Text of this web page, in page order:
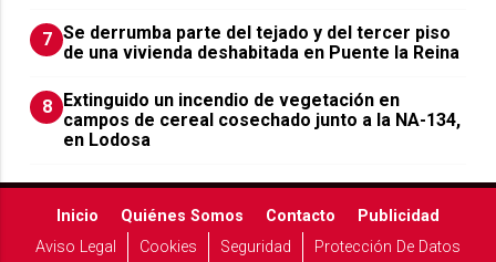
7 Se derrumba parte del tejado y del tercer piso
de una vivienda deshabitada en Puente la Reina
8
Extinguido un incendio de vegetación en
campos de cereal cosechado junto a la NA-134,
en Lodosa
Inicio Quiénes Somos Contacto
Publicidad
Aviso Legal
Cookies Seguridad Protección De Datos